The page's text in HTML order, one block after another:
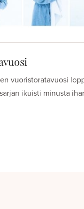
vuoristoratavuosi
ikuisti minusta